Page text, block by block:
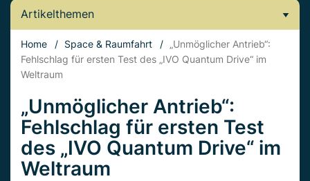
Artikelthemen
Home / Space & Raumfahrt / „Unmöglicher Antrieb“:
Fehlschlag für ersten Test des „IVO Quantum Drive“ im
Weltraum
„Unmöglicher Antrieb“:
Fehlschlag für ersten Test
des „IVO Quantum Drive“ im
Weltraum